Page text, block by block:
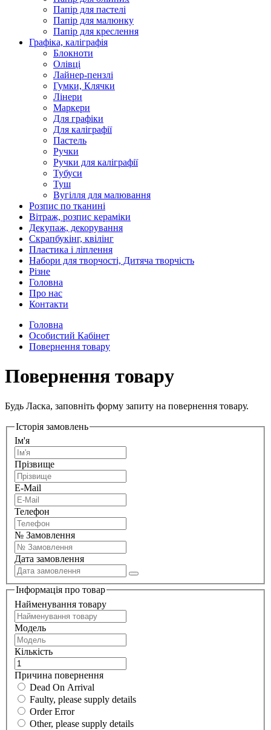
Папір для пастелі
Папір для малюнку
Папір для креслення
Графіка, каліграфія
Блокноти
Олівці
Лайнер-пензлі
Гумки, Клячки
Лінери
Маркери
Для графіки
Для каліграфії
Пастель
Ручки
Ручки для каліграфії
Тубуси
Туш
Вугілля для малювання
Розпис по тканині
Вітраж, розпис кераміки
Декупаж, декорування
Скрапбукінг, квілінг
Пластика і ліплення
Набори для творчості, Дитяча творчість
Різне
Головна
Про нас
Контакти
Головна
Особистий Кабінет
Повернення товару
Повернення товару
Будь Ласка, заповніть форму запиту на повернення товару.
Історія замовлень
Ім'я
Прізвище
E-Mail
Телефон
№ Замовлення
Дата замовлення
Інформація про товар
Найменування товару
Модель
Кількість
Причина повернення
Dead On Arrival
Faulty, please supply details
Order Error
Other, please supply details